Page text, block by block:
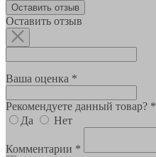
Оставить отзыв
Оставить отзыв
Ваша оценка *
Рекомендуете данный товар? *
Да
Нет
Комментарии *